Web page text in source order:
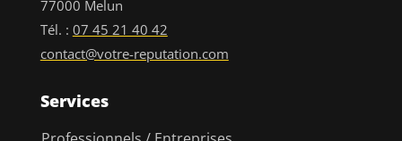
77000 Melun
Tél. : 07 45 21 40 42
contact@votre-reputation.com
Services